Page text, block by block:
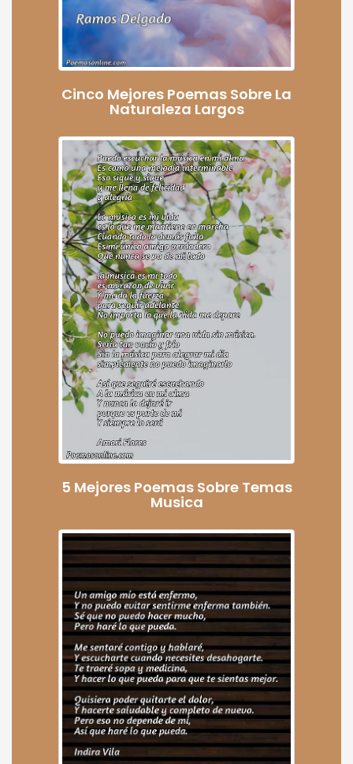
Cinco Mejores Poemas Sobre La
Naturaleza Largos
5 Mejores Poemas Sobre Temas
Musica